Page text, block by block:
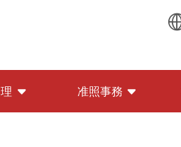
准照事務